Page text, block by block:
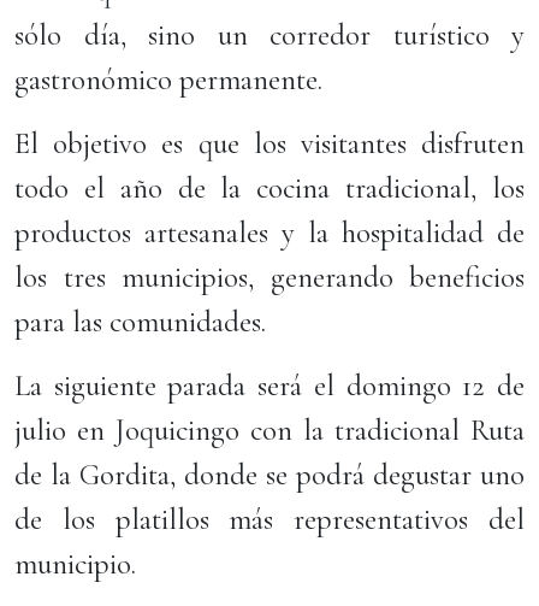
sólo día, sino un corredor turístico y
gastronómico permanente.
El objetivo es que los visitantes disfruten
todo el año de la cocina tradicional, los
productos artesanales y la hospitalidad de
los tres municipios, generando beneficios
para las comunidades.
La siguiente parada será el domingo 12 de
julio en Joquicingo con la tradicional Ruta
de la Gordita, donde se podrá degustar uno
de los platillos más representativos del
municipio.